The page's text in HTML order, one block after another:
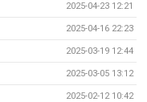
2025-04-23 12:21
2025-04-16 22:23
2025-03-19 12:44
2025-03-05 13:12
2025-02-12 10:42